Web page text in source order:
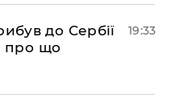
до Сербії
про що
19:33